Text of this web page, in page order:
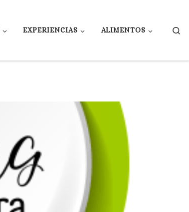
EXPERIENCIAS ALIMENTOS